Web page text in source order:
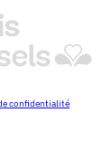
confidentialité